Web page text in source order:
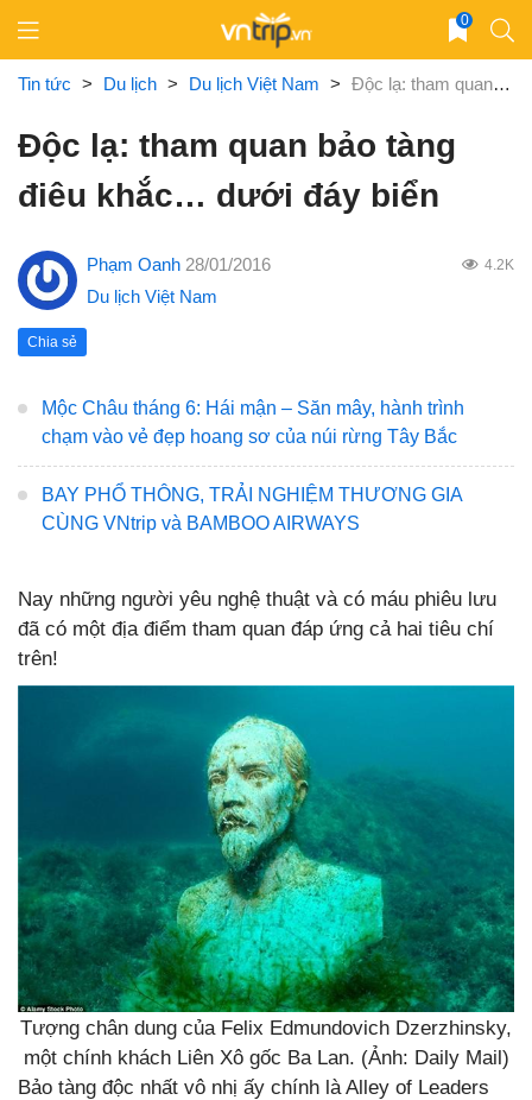
content
0
Tin tức > Du lịch > Du lịch Việt Nam > Độc lạ: tham quan bảo tàng điêu khắc… dưới đáy biển
Độc lạ: tham quan bảo tàng
điêu khắc… dưới đáy biển
Phạm Oanh 28/01/2016 4.2K
Du lịch Việt Nam
Chia sẻ
Mộc Châu tháng 6: Hái mận – Săn mây, hành trình
chạm vào vẻ đẹp hoang sơ của núi rừng Tây Bắc
BAY PHỔ THÔNG, TRẢI NGHIỆM THƯƠNG GIA
CÙNG VNtrip và BAMBOO AIRWAYS
Nay những người yêu nghệ thuật và có máu phiêu lưu
đã có một địa điểm tham quan đáp ứng cả hai tiêu chí
trên!
Tượng chân dung của Felix Edmundovich Dzerzhinsky,
một chính khách Liên Xô gốc Ba Lan. (Ảnh: Daily Mail)
Bảo tàng độc nhất vô nhị ấy chính là Alley of Leaders